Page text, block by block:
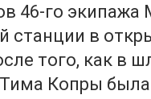
46-го экипажа
станции в
того, как в
Копры